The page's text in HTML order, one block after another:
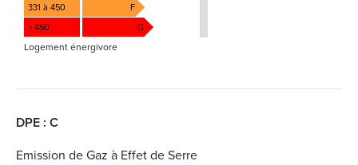
331 à 450
F
> 450
G
Logement énergivore
DPE : C
Emission de Gaz à Effet de Serre